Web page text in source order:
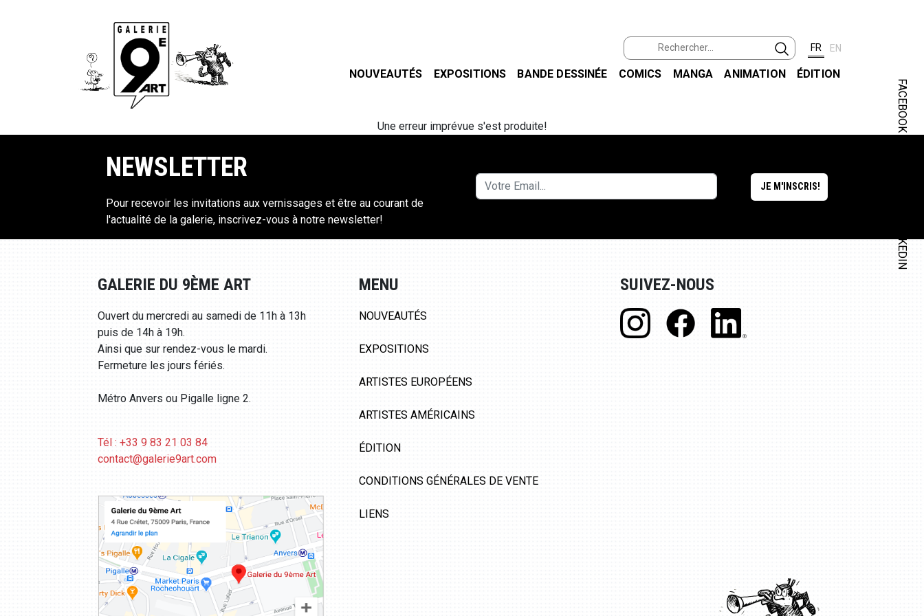
FR EN
NOUVEAUTÉS EXPOSITIONS BANDE DESSINÉE COMICS MANGA ANIMATION ÉDITION
FACEBOOK
LINKEDIN
Une erreur imprévue s'est produite!
NEWSLETTER
Pour recevoir les invitations aux vernissages et être au courant de
l'actualité de la galerie, inscrivez-vous à notre newsletter!
GALERIE DU 9ÈME ART
Ouvert du mercredi au samedi de 11h à 13h
puis de 14h à 19h.
Ainsi que sur rendez-vous le mardi.
Fermeture les jours fériés.
Métro Anvers ou Pigalle ligne 2.
Tél : +33 9 83 21 03 84
contact@galerie9art.com
MENU
NOUVEAUTÉS
EXPOSITIONS
ARTISTES EUROPÉENS
ARTISTES AMÉRICAINS
ÉDITION
CONDITIONS GÉNÉRALES DE VENTE
LIENS
SUIVEZ-NOUS